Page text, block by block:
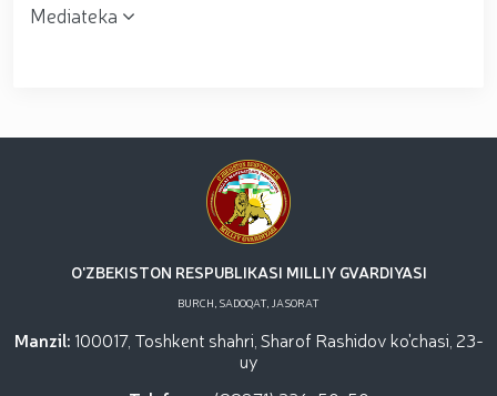
Mediateka
O'ZBEKISTON RESPUBLIKASI MILLIY GVARDIYASI
BURCH, SADOQAT, JASORAT
Manzil: 100017, Toshkent shahri, Sharof Rashidov ko'chasi, 23-
uy